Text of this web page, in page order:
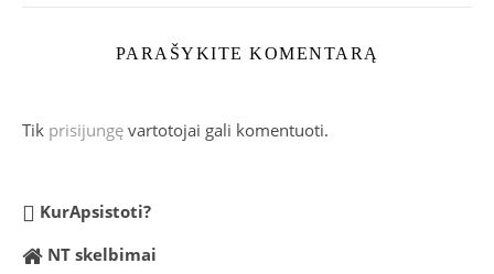
PARAŠYKITE KOMENTARĄ
Tik prisijungę vartotojai gali komentuoti.
KurApsistoti?
NT skelbimai